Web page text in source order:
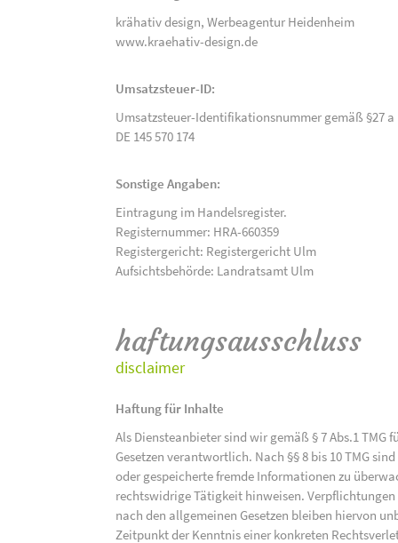
krähativ design, Werbeagentur Heidenheim
www.kraehativ-design.de
Umsatzsteuer-ID:
Umsatzsteuer-Identifikationsnummer gemäß §27 a
DE 145 570 174
Sonstige Angaben:
Eintragung im Handelsregister.
Registernummer: HRA-660359
Registergericht: Registergericht Ulm
Aufsichtsbehörde: Landratsamt Ulm
haftungsausschluss
disclaimer
Haftung für Inhalte
Als Diensteanbieter sind wir gemäß § 7 Abs.1
Gesetzen verantwortlich. Nach §§ 8 bis 10 TMG
oder gespeicherte fremde Informationen zu
rechtswidrige Tätigkeit hinweisen.
nach den allgemeinen Gesetzen bleiben hiervon
Zeitpunkt der Kenntnis einer konkreten